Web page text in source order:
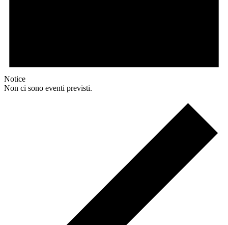
Notice
Non ci sono eventi previsti.